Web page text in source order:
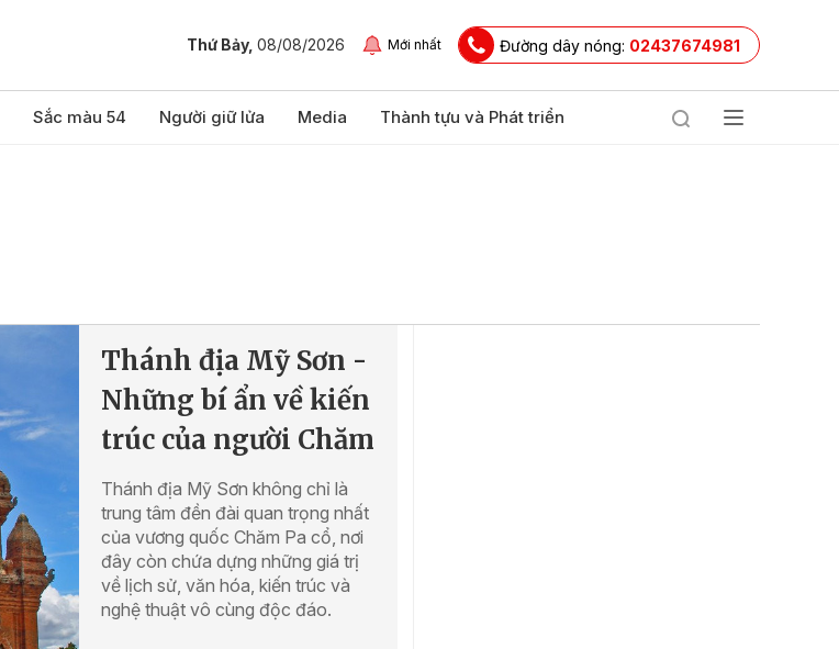
Thứ Bảy, 08/08/2026 Mới nhất Đường dây nóng: 02437674981
Sắc màu 54 Người giữ lửa Media Thành tựu và Phát triển
Thánh địa Mỹ Sơn -
Những bí ẩn về kiến
trúc của người Chăm
Thánh địa Mỹ Sơn không chỉ là
trung tâm đền đài quan trọng nhất
của vương quốc Chăm Pa cổ, nơi
đây còn chứa dựng những giá trị
về lịch sử, văn hóa, kiến trúc và
nghệ thuật vô cùng độc đáo.